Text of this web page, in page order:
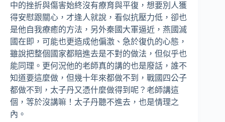
中的挫折與傷害始終沒有療育與平復，想要別人獲
得安慰跟關心，才逢人就說，看似抗壓力低，卻也
是他自我療癒的方法，另外秦國大軍逼近，燕國滅
國在即，可能也更造成他偏激、急於復仇的心態，
雖說把整個國家都賠進去是不對的做法，但似乎也
能同理。更何況他的老師真的講的也是廢話，誰不
知道要這麼做，但幾十年來都做不到，戰國四公子
都做不到，太子丹又憑什麼做得到呢？老師講這
個，等於沒講嘛！太子丹聽不進去，也是情理之
內。